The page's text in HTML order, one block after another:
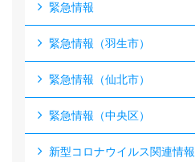
緊急情報
緊急情報（羽生市）
緊急情報（仙北市）
緊急情報（中央区）
新型コロナウイルス関連情報